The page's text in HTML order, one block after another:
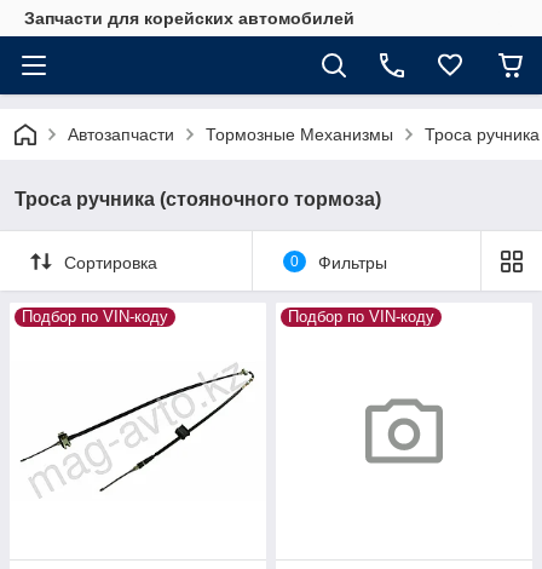
Запчасти для корейских автомобилей
Автозапчасти Тормозные Механизмы Троса
Троса ручника (стояночного тормоза)
Сортировка 0 Фильтры
Подбор по VIN-коду Подбор по VIN-коду